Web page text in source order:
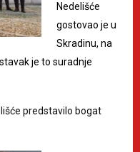
Nedelišće
gostovao je u
Skradinu, na
je to suradnje
predstavilo bogat